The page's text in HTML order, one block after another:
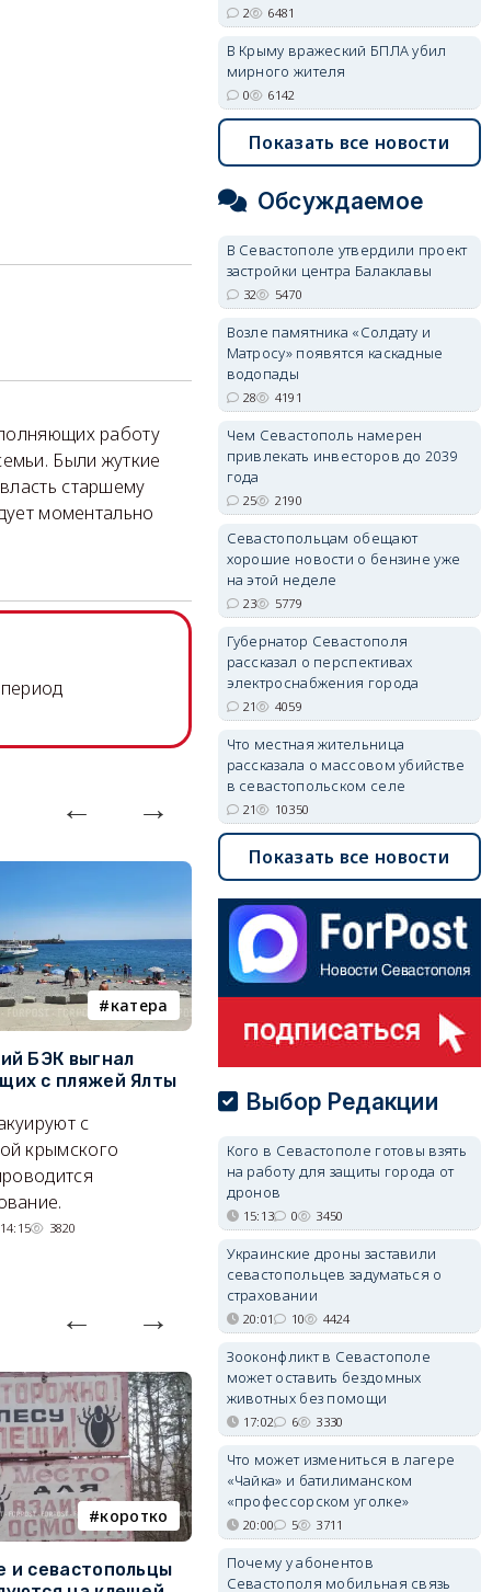
работу
Были жуткие
старшему
моментально
катера
БЭК выгнал
с пляжей Ялты
с
крымского
3820
электроснабжения города
Энергетики, подчеркнул он,
делают практически
невозможное.
07/08/2026 10:13 4077
коротко
и севастопольцы
В Севастополе утвердили
2 6481
В Крыму вражеский БПЛА убил
мирного жителя
0 6142
Показать все новости
Обсуждаемое
В Севастополе утвердили проект
застройки центра Балаклавы
32 5470
Возле памятника «Солдату и
Матросу» появятся каскадные
водопады
28 4191
Чем Севастополь намерен
привлекать инвесторов до 2039
года
25 2190
Севастопольцам обещают
хорошие новости о бензине уже
на этой неделе
23 5779
Губернатор Севастополя
рассказал о перспективах
электроснабжения города
21 4059
Что местная жительница
рассказала о массовом убийстве
в севастопольском селе
21 10350
Показать все новости
Выбор Редакции
Кого в Севастополе готовы взять
на работу для защиты города от
дронов
15:13 0 3450
Украинские дроны заставили
севастопольцев задуматься о
страховании
20:01 10 4424
Зооконфликт в Севастополе
может оставить бездомных
животных без помощи
17:02 6 3330
Что может измениться в лагере
«Чайка» и батилиманском
«профессорском уголке»
20:00 5 3711
Почему у абонентов
Севастополя мобильная связь